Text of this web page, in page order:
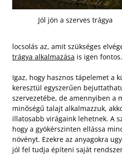
Jól jön a szerves trágya
locsolás az, amit szükséges
trágya alkalmazása is igen fontos.
Igaz, hogy hasznos tápelemet a
keresztül egyszerűen
szervezetébe, de amennyiben a
minőségű talajt alkalmazzuk,
illatosabb virágaink lehetnek. A
hogy a gyökérszinten ellássa
növényt. Ezekre az anyagokra
jól fel tudja építeni saját